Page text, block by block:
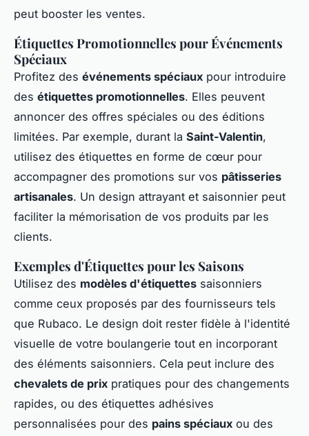
peut booster les ventes.
Étiquettes Promotionnelles pour Événements
Spéciaux
Profitez des événements spéciaux pour introduire
des étiquettes promotionnelles. Elles peuvent
annoncer des offres spéciales ou des éditions
limitées. Par exemple, durant la Saint-Valentin,
utilisez des étiquettes en forme de cœur pour
accompagner des promotions sur vos pâtisseries
artisanales. Un design attrayant et saisonnier peut
faciliter la mémorisation de vos produits par les
clients.
Exemples d'Étiquettes pour les Saisons
Utilisez des modèles d'étiquettes saisonniers
comme ceux proposés par des fournisseurs tels
que Rubaco. Le design doit rester fidèle à l'identité
visuelle de votre boulangerie tout en incorporant
des éléments saisonniers. Cela peut inclure des
chevalets de prix pratiques pour des changements
rapides, ou des étiquettes adhésives
personnalisées pour des pains spéciaux ou des